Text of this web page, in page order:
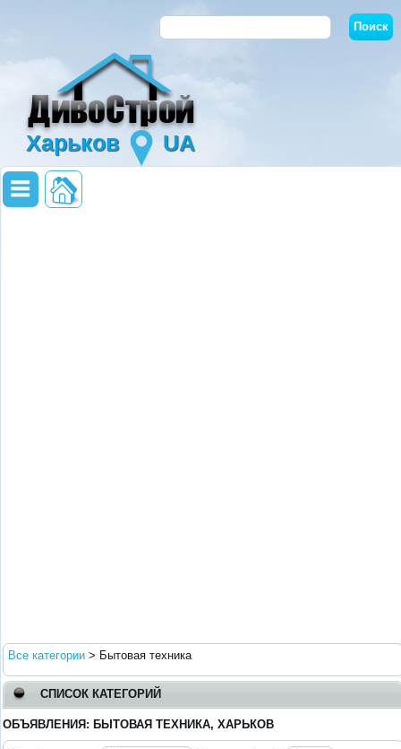
Харьков UA
Все категории > Бытовая техника
СПИСОК КАТЕГОРИЙ
ОБЪЯВЛЕНИЯ: БЫТОВАЯ ТЕХНИКА, ХАРЬКОВ